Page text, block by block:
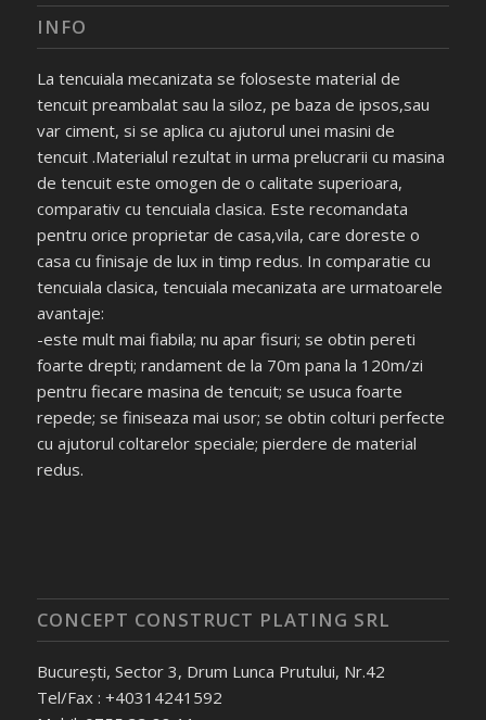
INFO
La tencuiala mecanizata se foloseste material de
tencuit preambalat sau la siloz, pe baza de ipsos,sau
var ciment, si se aplica cu ajutorul unei masini de
tencuit .Materialul rezultat in urma prelucrarii cu masina
de tencuit este omogen de o calitate superioara,
comparativ cu tencuiala clasica. Este recomandata
pentru orice proprietar de casa,vila, care doreste o
casa cu finisaje de lux in timp redus. In comparatie cu
tencuiala clasica, tencuiala mecanizata are urmatoarele
avantaje:
-este mult mai fiabila; nu apar fisuri; se obtin pereti
foarte drepti; randament de la 70m pana la 120m/zi
pentru fiecare masina de tencuit; se usuca foarte
repede; se finiseaza mai usor; se obtin colturi perfecte
cu ajutorul coltarelor speciale; pierdere de material
redus.
CONCEPT CONSTRUCT PLATING SRL
București, Sector 3, Drum Lunca Prutului, Nr.42
Tel/Fax : +40314241592